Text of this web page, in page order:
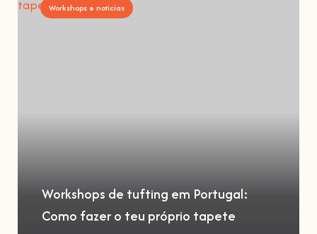
Workshops e notícias
Workshops de tufting em Portugal:
Como fazer o teu próprio tapete